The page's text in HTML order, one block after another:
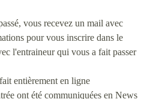
vous recevez un mail avec
pour vous inscrire dans le
l'entraineur qui vous a fait passer
entièrement en ligne
ont été communiquées en News